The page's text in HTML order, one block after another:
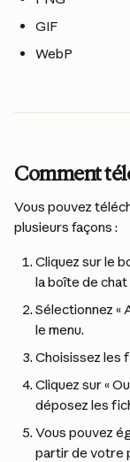
GIF
WebP
Comment
Vous pouvez
plusieurs façons :
Cliquez sur le
la boîte de chat
Sélectionnez «
le menu.
Choisissez les
Cliquez sur «
déposez les
Vous pouvez
partir de votre